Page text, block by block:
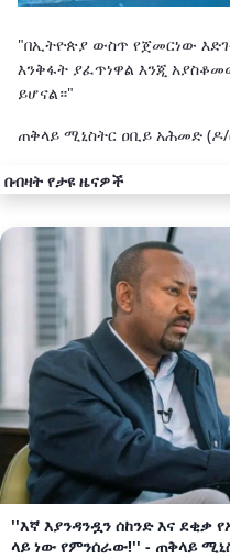
"በኢትዮጵያ ውስጥ የጀመርነው
እንቅፋት ያፈጥነዋል እንጂ
ይሆናል።"
ጠቅላይ ሚኒስትር ዐቢይ አሕመድ (ዶ/
በብዛት የታዩ ዜናዎች
''እኛ እያንዳንዷን ሰከንድ እና ደቂቃ
ላይ ነው የምንሰራው!'' - ጠቅላይ